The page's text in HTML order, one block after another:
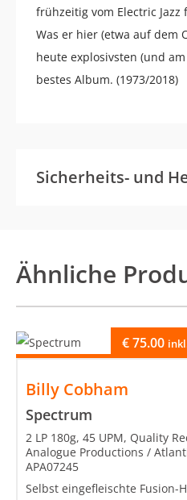
frühzeitig vom Electric
Was er hier (etwa auf dem
heute explosivsten (und
bestes Album. (1973/2018)
Sicherheits- und
Ähnliche
Billy Cobham
Spectrum
€75.00
2 LP 180g, 45 UPM, Quality
Analogue Productions /
APA07245
Selbst eingefleischte Fusion-